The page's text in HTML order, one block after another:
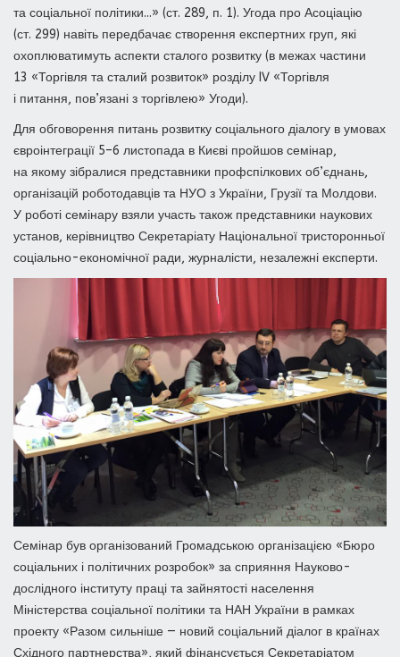
та соціальної політики...» (ст. 289, п. 1). Угода про Асоціацію
(ст. 299) навіть передбачає створення експертних груп, які
охоплюватимуть аспекти сталого розвитку (в межах частини
13 «Торгівля та сталий розвиток» розділу IV «Торгівля
і питання, пов’язані з торгівлею» Угоди).
Для обговорення питань розвитку соціального діалогу в умовах
євроінтеграції 5–6 листопада в Києві пройшов семінар,
на якому зібралися представники профспілкових об’єднань,
організацій роботодавців та НУО з України, Грузії та Молдови.
У роботі семінару взяли участь також представники наукових
установ, керівництво Секретаріату Національної тристоронньої
соціально-економічної ради, журналісти, незалежні експерти.
Семінар був організований Громадською організацією «Бюро
соціальних і політичних розробок» за сприяння Науково-
дослідного інституту праці та зайнятості населення
Міністерства соціальної політики та НАН України в рамках
проекту «Разом сильніше — новий соціальний діалог в країнах
Східного партнерства», який фінансується Секретаріатом